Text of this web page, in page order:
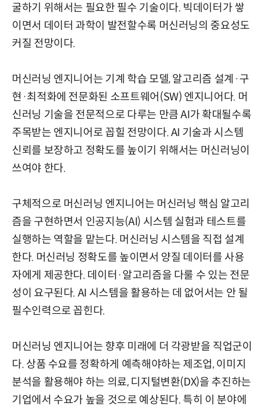
굴하기 위해서는 필요한 필수 기술이다. 빅데이터가 쌓
이면서 데이터 과학이 발전할수록 머신러닝의 중요성도
커질 전망이다.
머신러닝 엔지니어는 기계 학습 모델, 알고리즘 설계·구
현·최적화에 전문화된 소프트웨어(SW) 엔지니어다. 머
신러닝 기술을 전문적으로 다루는 만큼 AI가 확대될수록
주목받는 엔지니어로 꼽힐 전망이다. AI 기술과 시스템
신뢰를 보장하고 정확도를 높이기 위해서는 머신러닝이
쓰여야 한다.
구체적으로 머신러닝 엔지니어는 머신러닝 핵심 알고리
즘을 구현하면서 인공지능(AI) 시스템 실험과 테스트를
실행하는 역할을 맡는다. 머신러닝 시스템을 직접 설계
한다. 머신러닝 정확도를 높이면서 양질 데이터를 사용
자에게 제공한다. 데이터·알고리즘을 다룰 수 있는 전문
성이 요구된다. AI 시스템을 활용하는 데 없어서는 안 될
필수인력으로 꼽힌다.
머신러닝 엔지니어는 향후 미래에 더 각광받을 직업군이
다. 상품 수요를 정확하게 예측해야하는 제조업, 이미지
분석을 활용해야 하는 의료, 디지털변환(DX)을 추진하는
기업에서 수요가 높을 것으로 예상된다. 특히 이 분야에